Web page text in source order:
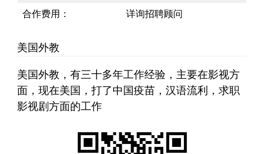
合作费用：
详询招聘顾问
美国外教
美国外教，有三十多年工作经验，主要在影视方
面，现在美国，打了中国疫苗，汉语流利，求职
影视剧方面的工作